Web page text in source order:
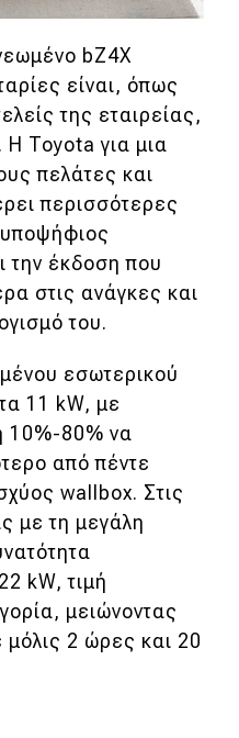
bZ4X
είναι, όπως
της εταιρείας,
Η Toyota για μια
πελάτες και
περισσότερες
την έκδοση που
στις ανάγκες και
του.
εσωτερικού
11 kW, με
10%-80% να
από πέντε
wallbox. Στις
με τη μεγάλη
kW, τιμή
μειώνοντας
2 ώρες και 20